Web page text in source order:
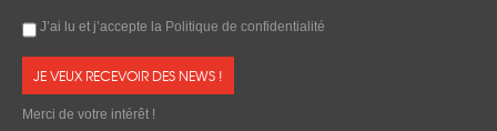
J’ai lu et j’accepte la Politique de confidentialité
Merci de votre intérêt !